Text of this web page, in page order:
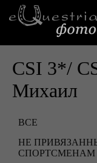
CSI 3*/
Михаил
ВСЕ
НЕ
СПОРТСМЕНАМ